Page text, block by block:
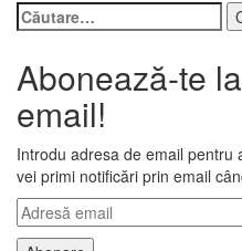
Caută
după:
Abonează-te
email!
Introdu adresa de email pentru
vei primi notificări prin email
Adresă
email